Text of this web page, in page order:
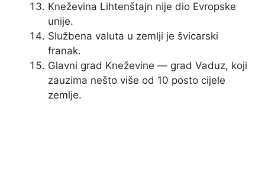
Kneževina Lihtenštajn nije dio Evropske
unije.
Službena valuta u zemlji je švicarski
franak.
Glavni grad Kneževine — grad Vaduz, koji
zauzima nešto više od 10 posto cijele
zemlje.